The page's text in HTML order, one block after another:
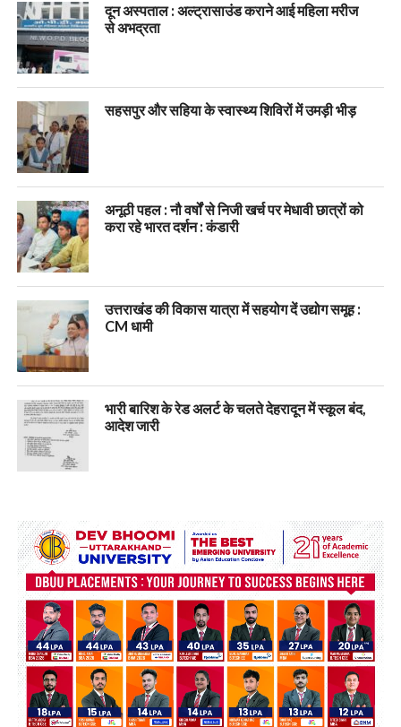
दून अस्पताल : अल्ट्रासाउंड कराने आई महिला मरीज
से अभद्रता
सहसपुर और सहिया के स्वास्थ्य शिविरों में उमड़ी भीड़
अनूठी पहल : नौ वर्षों से निजी खर्च पर मेधावी छात्रों को
करा रहे भारत दर्शन : कंडारी
उत्तराखंड की विकास यात्रा में सहयोग दें उद्योग समूह :
CM धामी
भारी बारिश के रेड अलर्ट के चलते देहरादून में स्कूल बंद,
आदेश जारी